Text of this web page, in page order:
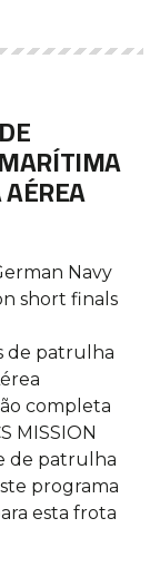
de patrulha
completa
MISSION
de patrulha
programa
esta frota